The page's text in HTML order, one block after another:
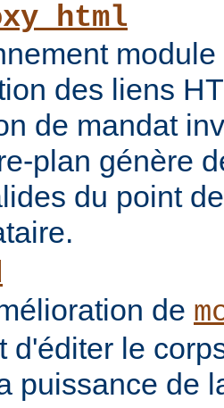
des liens
de mandat
plan génère
du point
de
d'éditer le
puissance de